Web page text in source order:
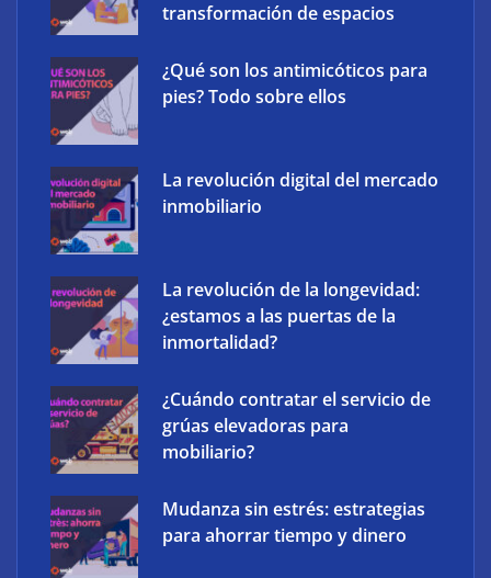
de baterías domésticas a instaladores solares
Atos impulsa la soberanía digital con una
plataforma propia Atos Sovereign Cloud
transformación de espacios
¿Qué son los antimicóticos para
pies? Todo sobre ellos
La revolución digital del mercado
inmobiliario
La revolución de la longevidad:
¿estamos a las puertas de la
inmortalidad?
¿Cuándo contratar el servicio de
grúas elevadoras para
mobiliario?
Mudanza sin estrés: estrategias
para ahorrar tiempo y dinero